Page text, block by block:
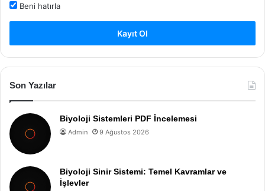
Beni hatırla
Kayıt Ol
Son Yazılar
Biyoloji Sistemleri PDF İncelemesi
Admin 9 Ağustos 2026
Biyoloji Sinir Sistemi: Temel Kavramlar ve
İşlevler